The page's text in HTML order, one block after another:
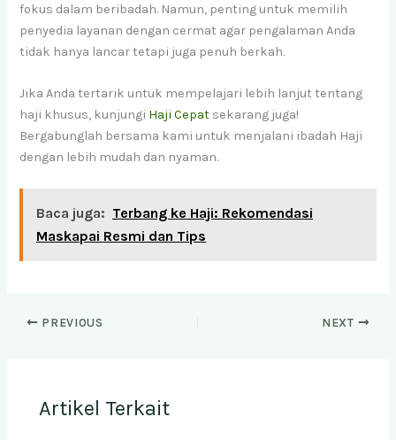
fokus dalam beribadah. Namun, penting untuk memilih
penyedia layanan dengan cermat agar pengalaman Anda
tidak hanya lancar tetapi juga penuh berkah.
Jika Anda tertarik untuk mempelajari lebih lanjut tentang
haji khusus, kunjungi Haji Cepat sekarang juga!
Bergabunglah bersama kami untuk menjalani ibadah Haji
dengan lebih mudah dan nyaman.
Baca juga: Terbang ke Haji: Rekomendasi
Maskapai Resmi dan Tips
PREVIOUS NEXT
Artikel Terkait